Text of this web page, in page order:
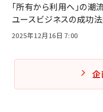
「所有から利用へ」の潮
ユースビジネスの成功
2025年12月16日 7:00
企